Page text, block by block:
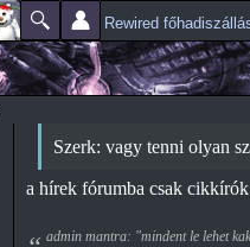
Rewired
Szerk: vagy tenni olyan
a hírek fórumba csak
admin mantra: "mindent le lehet